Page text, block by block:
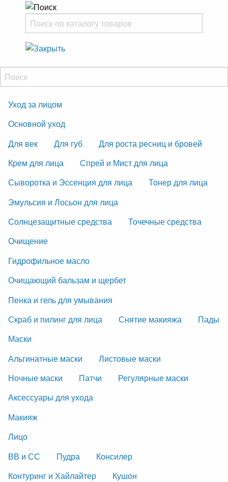
Уход за лицом
Основной уход
Для век
Для губ
Для роста ресниц и бровей
Крем для лица
Спрей и Мист для лица
Сыворотка и Эссенция для лица
Тонер для лица
Эмульсия и Лосьон для лица
Солнцезащитные средства
Точечные средства
Очищение
Гидрофильное масло
Очищающий бальзам и щербет
Пенка и гель для умывания
Скраб и пилинг для лица
Снятие макияжа
Пады
Маски
Альгинатные маски
Листовые маски
Ночные маски
Патчи
Регулярные маски
Аксессуары для ухода
Макияж
Лицо
ВВ и СС
Пудра
Консилер
Контуринг и Хайлайтер
Кушон